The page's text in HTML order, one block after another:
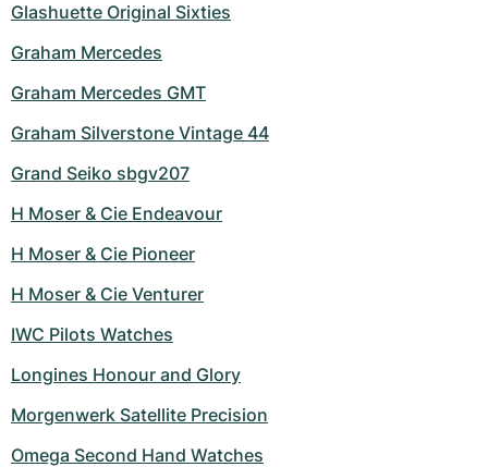
Glashuette Original Sixties
Graham Mercedes
Graham Mercedes GMT
Graham Silverstone Vintage 44
Grand Seiko sbgv207
H Moser & Cie Endeavour
H Moser & Cie Pioneer
H Moser & Cie Venturer
IWC Pilots Watches
Longines Honour and Glory
Morgenwerk Satellite Precision
Omega Second Hand Watches